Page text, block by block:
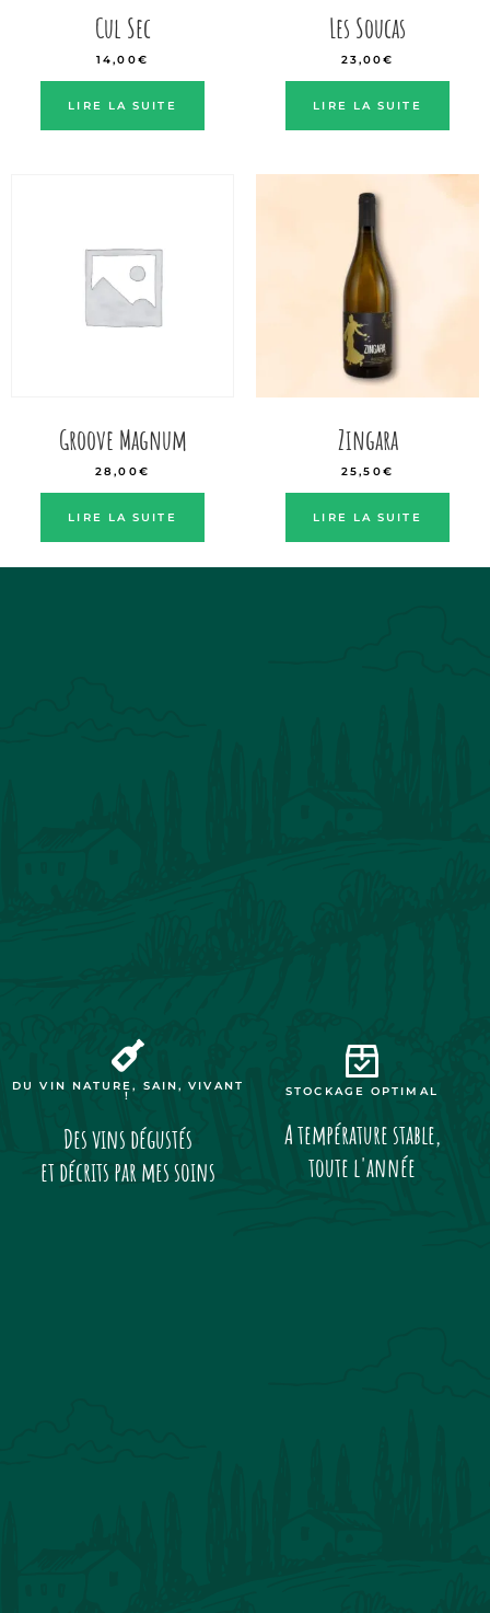
Cul Sec
14,00€
LIRE LA SUITE
Les Soucas
23,00€
LIRE LA SUITE
Groove Magnum
28,00€
LIRE LA SUITE
Zingara
25,50€
LIRE LA SUITE
DU VIN NATURE, SAIN, VIVANT
!
Des vins dégustés
et décrits par mes soins
STOCKAGE OPTIMAL
A température stable,
toute l'année